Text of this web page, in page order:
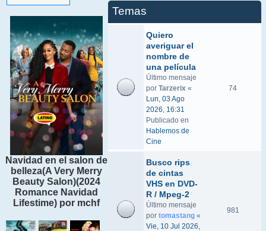
Navidad en el salon de
belleza(A Very Merry
Beauty Salon)(2024
Romance Navidad
Lifestime) por mchf
Temas
Quiero
averiguar el
nombre de
una película
Último mensaje
por Tarzerix «
Lun, 03 Ago
2026, 16:31
Publicado en
Hablemos de
Cine
74
Busco rips
de cintas
VHS en DVD-
R / Mpeg-2
Último mensaje
por tomastang «
Vie, 10 Jul 2026,
981